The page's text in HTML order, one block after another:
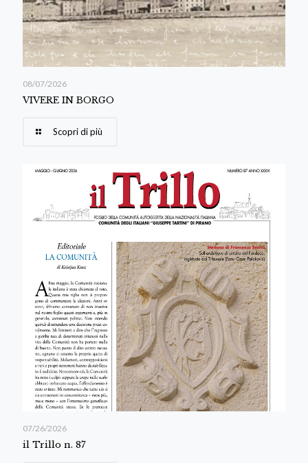
08/07/2026
VIVERE IN BORGO
Scopri di più
07/26/2026
il Trillo n. 87